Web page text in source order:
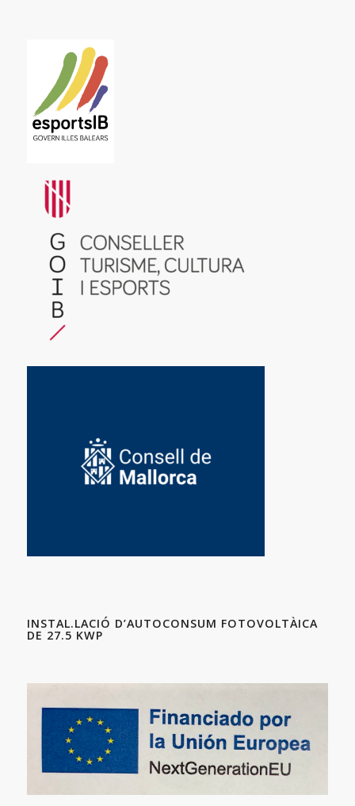
INSTAL.LACIÓ D’AUTOCONSUM FOTOVOLTÀICA
DE 27.5 KWP